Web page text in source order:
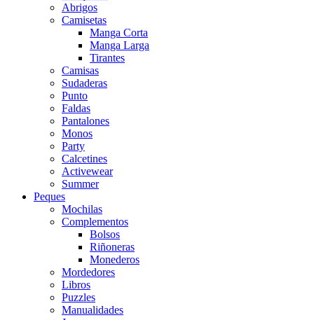
Abrigos
Camisetas
Manga Corta
Manga Larga
Tirantes
Camisas
Sudaderas
Punto
Faldas
Pantalones
Monos
Party
Calcetines
Activewear
Summer
Peques
Mochilas
Complementos
Bolsos
Riñoneras
Monederos
Mordedores
Libros
Puzzles
Manualidades